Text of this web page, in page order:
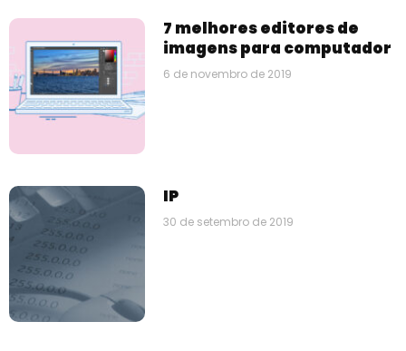
7 melhores editores de
imagens para computador
6 de novembro de 2019
IP
30 de setembro de 2019